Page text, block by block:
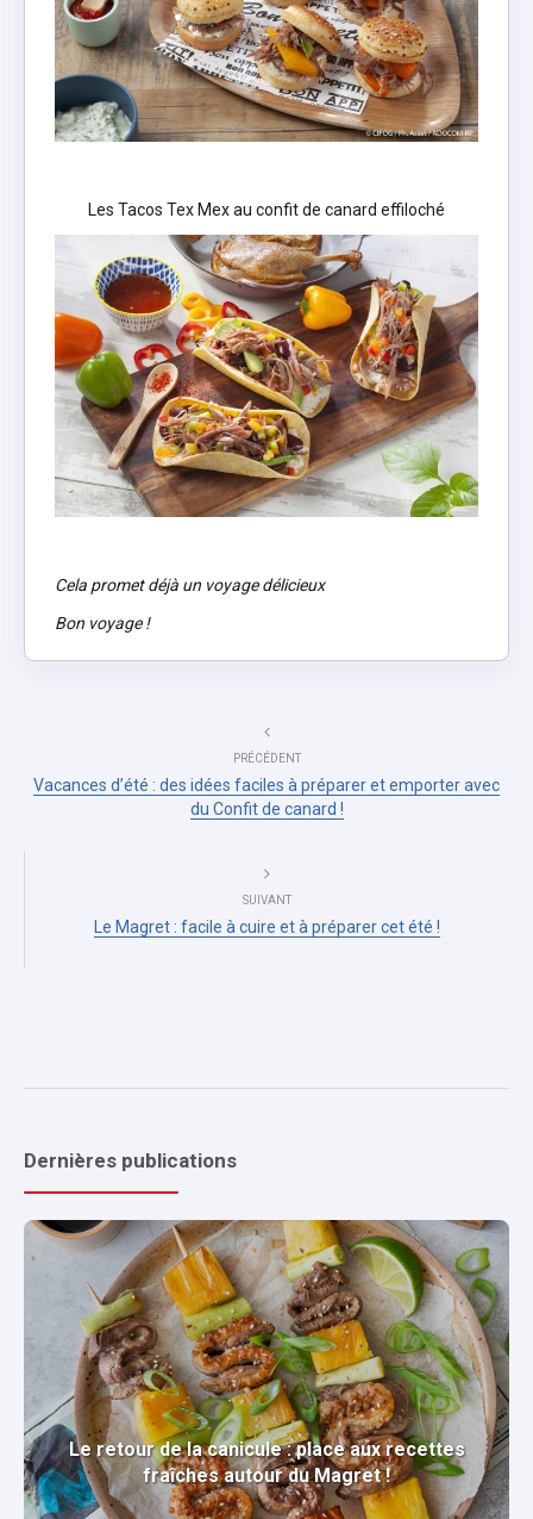
Les Tacos Tex Mex au confit de canard effiloché
Cela promet déjà un voyage délicieux
Bon voyage !
PRÉCÉDENT
Vacances d’été : des idées faciles à préparer et emporter avec
du Confit de canard !
SUIVANT
Le Magret : facile à cuire et à préparer cet été !
Dernières publications
Le retour de la canicule : place aux recettes
fraîches autour du Magret !